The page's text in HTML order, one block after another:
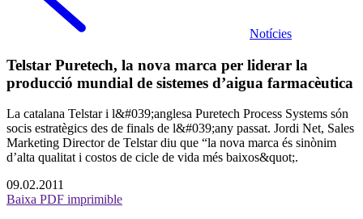
Notícies
Telstar Puretech, la nova marca per liderar la
producció mundial de sistemes d’aigua farmacèutica
La catalana Telstar i l&#039;anglesa Puretech Process Systems són
socis estratègics des de finals de l&#039;any passat. Jordi Net, Sales
Marketing Director de Telstar diu que “la nova marca és sinònim
d’alta qualitat i costos de cicle de vida més baixos&quot;.
09.02.2011
Baixa PDF imprimible